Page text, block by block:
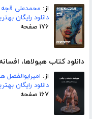
از: محمدعلی قجه
دانلود رایگان
۱۷۶ صفحه
دانلود کتاب هیولاها،
از: امیرابوالفضل
دانلود رایگان
۱۶۷ صفحه